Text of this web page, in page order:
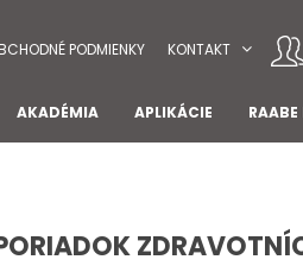
PODMIENKY KONTAKT
AKADÉMIA APLIKÁCIE